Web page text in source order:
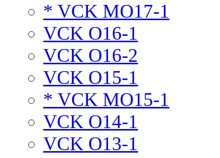
* VCK MO17-1
VCK O16-1
VCK O16-2
VCK O15-1
* VCK MO15-1
VCK O14-1
VCK O13-1